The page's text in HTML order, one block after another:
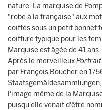
nature. La marquise de
"robe à la française" aux
coiffés sous un petit bonnet
coiffure typique pour les
Marquise est âgée de 41 ans.
Après le merveilleuxPortrait
par François Boucher en
l'image même de la
puisqu'elle venait d'être